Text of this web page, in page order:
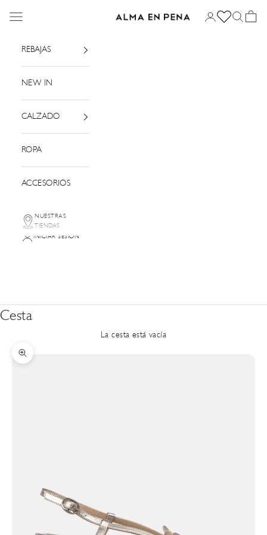
Alma en Pena
Menú Iniciar sesión
Buscar
Cesta
REBAJAS
NEW IN
CALZADO
ROPA
ACCESORIOS
NUESTRAS
TIENDAS
INICIAR SESIÓN
Cesta
La cesta está vacía
Zoom